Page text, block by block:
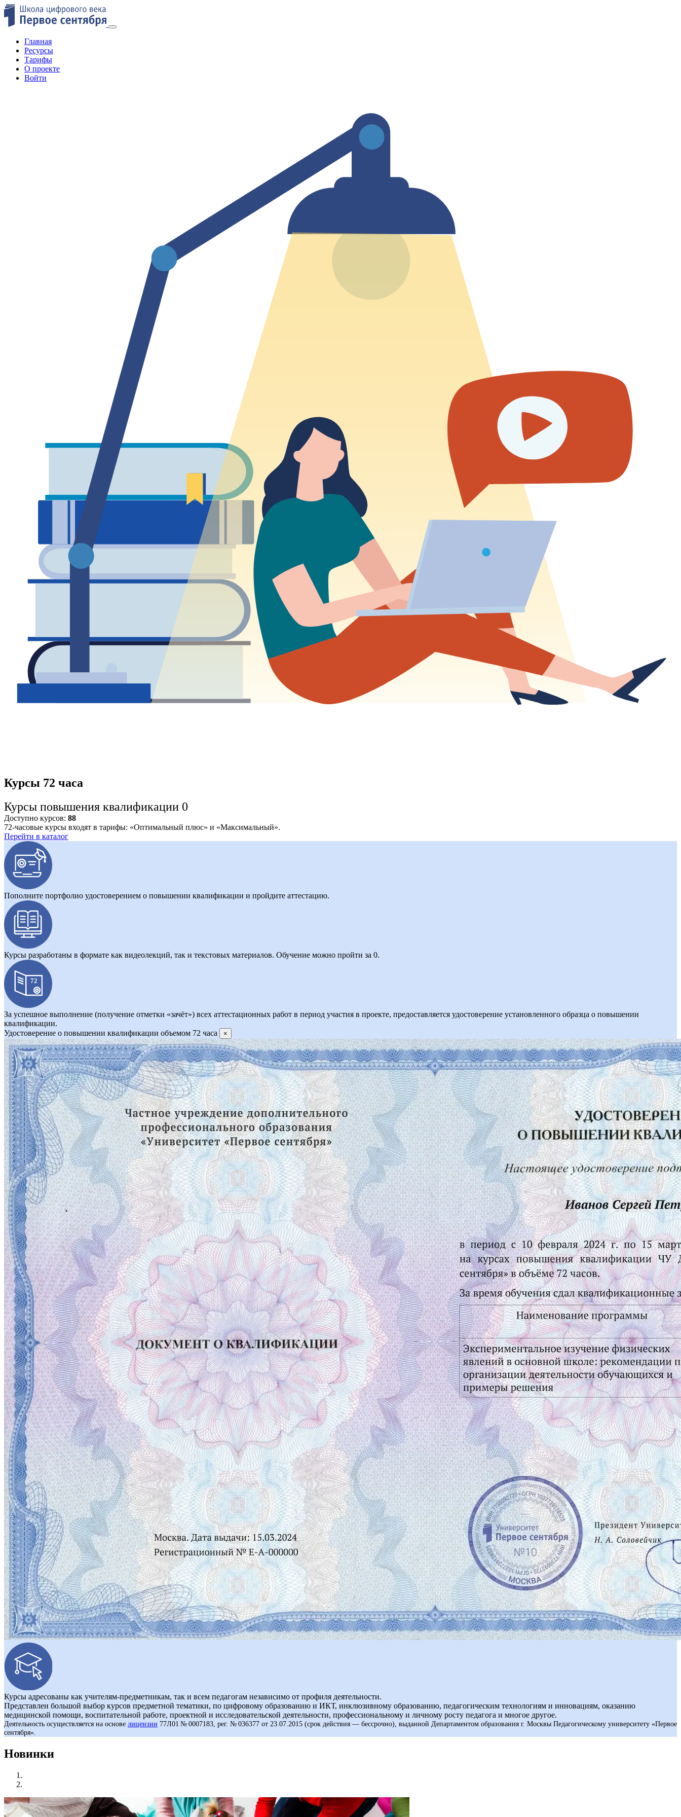
Главная
Ресурсы
Тарифы
О проекте
Войти
Курсы 72 часа
Курсы повышения квалификации 0
Доступно курсов: 88
72-часовые курсы входят в тарифы: «Оптимальный плюс» и «Максимальный».
Перейти в каталог
Пополните портфолио удостоверением о повышении квалификации и пройдите аттестацию.
Курсы разработаны в формате как видеолекций, так и текстовых материалов. Обучение можно пройти за 0.
За успешное выполнение (получение отметки «зачёт») всех аттестационных работ в период участия в проекте, предоставляется удостоверение установленного образца о повышении
квалификации.
Удостоверение о повышении квалификации объемом 72 часа
×
Курсы адресованы как учителям-предметникам, так и всем педагогам независимо от профиля деятельности.
Представлен большой выбор курсов предметной тематики, по цифровому образованию и ИКТ, инклюзивному образованию, педагогическим технологиям и инновациям, оказанию
медицинской помощи, воспитательной работе, проектной и исследовательской деятельности, профессиональному и личному росту педагога и многое другое.
Деятельность осуществляется на основе лицензии 77Л01 № 0007183, рег. № 036377 от 23.07.2015 (срок действия — бессрочно), выданной Департаментом образования г. Москвы Педагогическому университету «Первое
сентября».
Новинки